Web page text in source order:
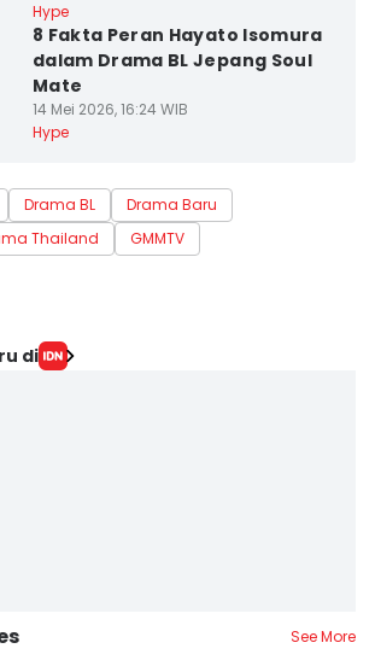
Hype
8 Fakta Peran Hayato Isomura
dalam Drama BL Jepang Soul
Mate
14 Mei 2026, 16:24 WIB
Hype
Drama BL
Drama Baru
Thailand
GMMTV
di
See More